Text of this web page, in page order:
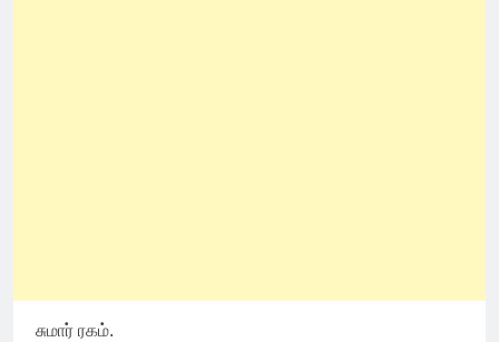
சுமார் ரகம்.